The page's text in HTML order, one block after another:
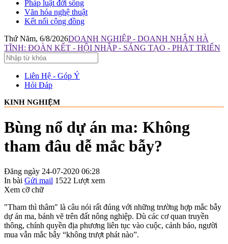
Pháp luật đời sống
Văn hóa nghệ thuật
Kết nối cộng đồng
Thứ Năm, 6/8/2026DOANH NGHIỆP - DOANH NHÂN HÀ
TĨNH: ĐOÀN KẾT - HỘI NHẬP - SÁNG TẠO - PHÁT TRIỂN
Liên Hệ - Góp Ý
Hỏi Đáp
KINH NGHIỆM
Bùng nổ dự án ma: Không
tham đâu dễ mắc bẫy?
Đăng ngày 24-07-2020 06:28
In bài Gửi mail 1522 Lượt xem
Xem cỡ chữ
"Tham thì thâm" là câu nói rất đúng với những trường hợp mắc bẫy
dự án ma, bánh vẽ trên đất nông nghiệp. Dù các cơ quan truyền
thông, chính quyền địa phương liên tục vào cuộc, cảnh báo, người
mua vẫn mắc bẫy “không trượt phát nào”.